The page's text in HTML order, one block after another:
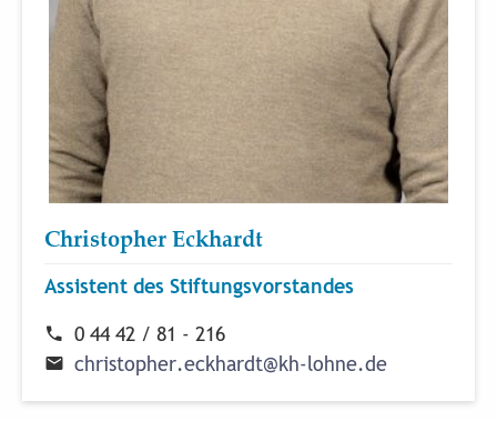
Christopher Eckhardt
Assistent des Stiftungsvorstandes
0 44 42 / 81 - 216
christopher.eckhardt@kh-lohne.de